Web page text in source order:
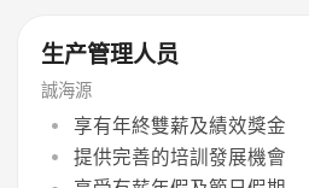
生产管理人员
誠海源
享有年終雙薪及績效獎金
提供完善的培訓發展機會